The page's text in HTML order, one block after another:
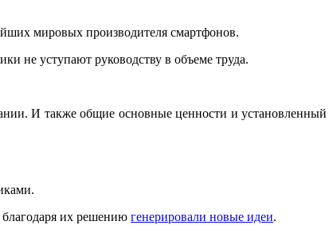
мировых производителя смартфонов.
не уступают руководству в объеме труда.
И также общие основные ценности и установленный
их решению генерировали новые идеи.